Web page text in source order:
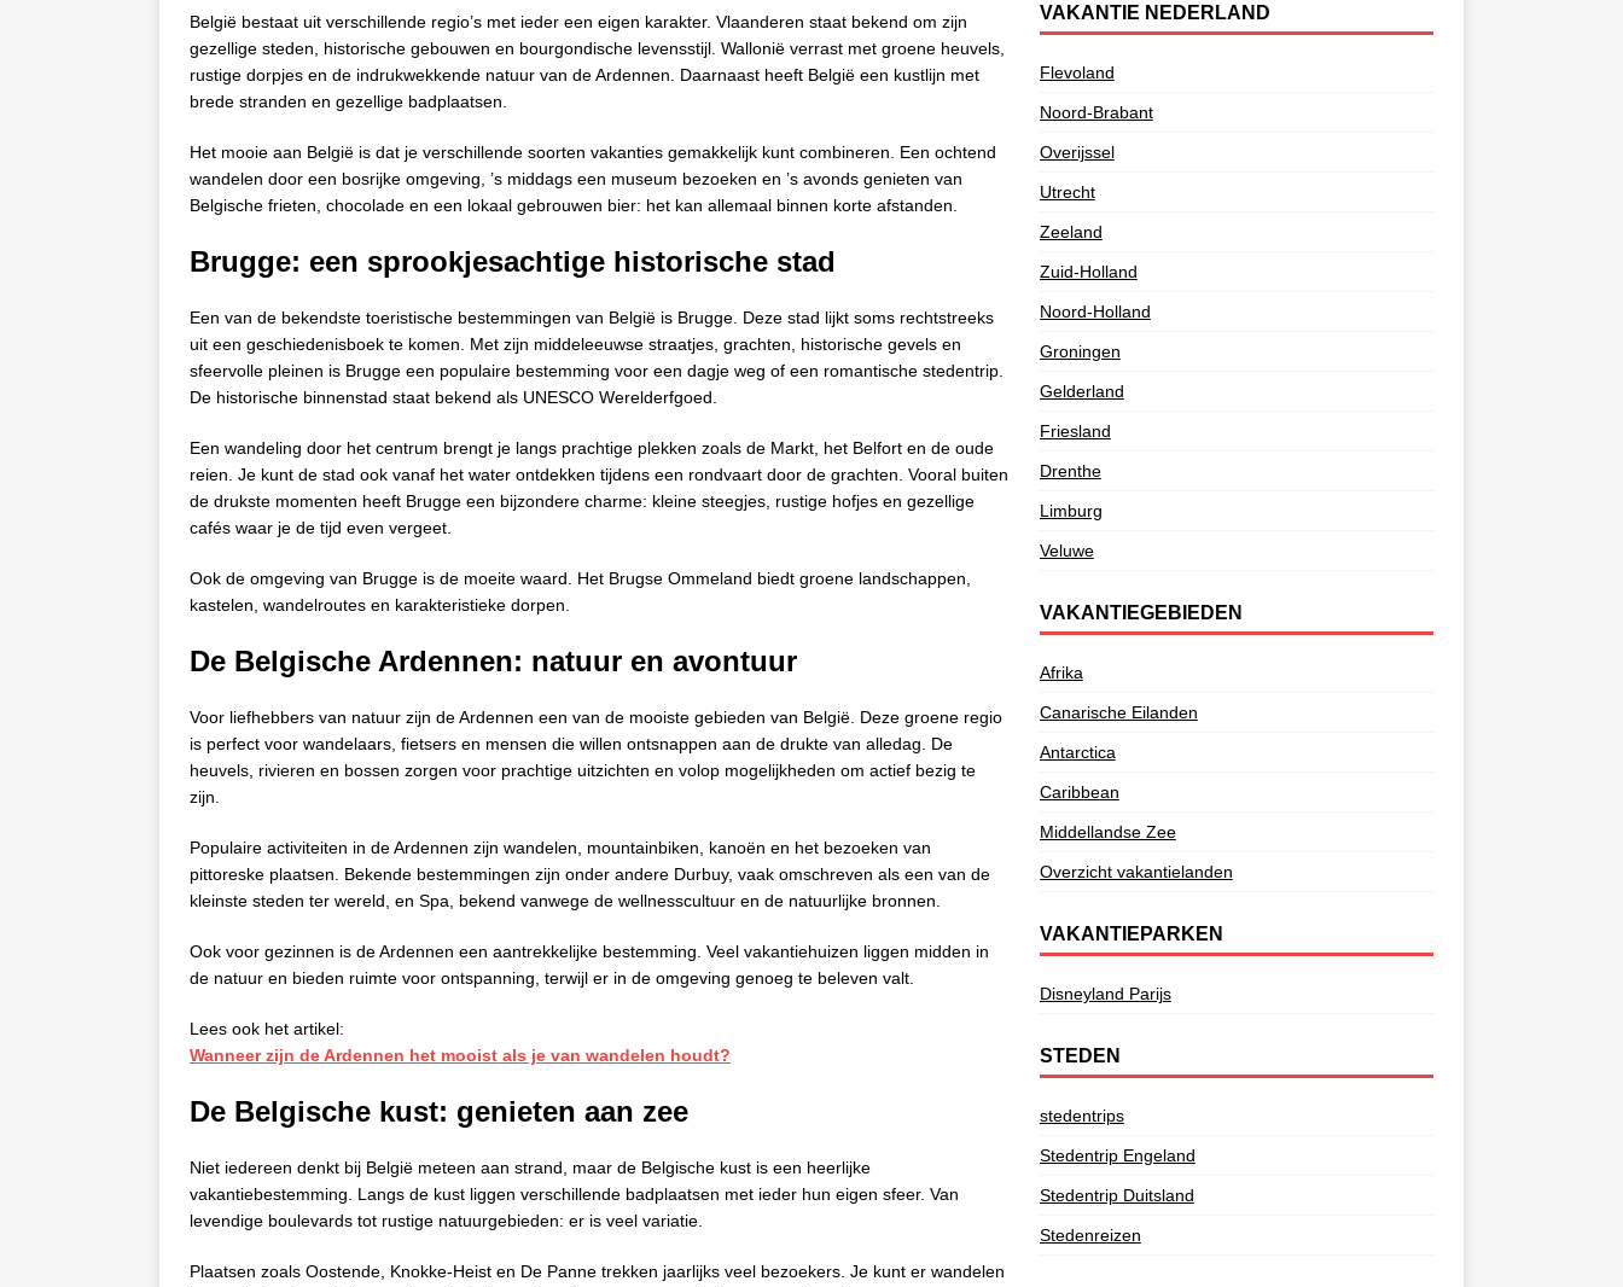
België bestaat uit verschillende regio’s met ieder een eigen karakter. Vlaanderen staat bekend om zijn
gezellige steden, historische gebouwen en bourgondische levensstijl. Wallonië verrast met groene heuvels,
rustige dorpjes en de indrukwekkende natuur van de Ardennen. Daarnaast heeft België een kustlijn met
brede stranden en gezellige badplaatsen.
Het mooie aan België is dat je verschillende soorten vakanties gemakkelijk kunt combineren. Een ochtend
wandelen door een bosrijke omgeving, ’s middags een museum bezoeken en ’s avonds genieten van
Belgische frieten, chocolade en een lokaal gebrouwen bier: het kan allemaal binnen korte afstanden.
Brugge: een sprookjesachtige historische stad
Een van de bekendste toeristische bestemmingen van België is Brugge. Deze stad lijkt soms rechtstreeks
uit een geschiedenisboek te komen. Met zijn middeleeuwse straatjes, grachten, historische gevels en
sfeervolle pleinen is Brugge een populaire bestemming voor een dagje weg of een romantische stedentrip.
De historische binnenstad staat bekend als UNESCO Werelderfgoed.
Een wandeling door het centrum brengt je langs prachtige plekken zoals de Markt, het Belfort en de oude
reien. Je kunt de stad ook vanaf het water ontdekken tijdens een rondvaart door de grachten. Vooral buiten
de drukste momenten heeft Brugge een bijzondere charme: kleine steegjes, rustige hofjes en gezellige
cafés waar je de tijd even vergeet.
Ook de omgeving van Brugge is de moeite waard. Het Brugse Ommeland biedt groene landschappen,
kastelen, wandelroutes en karakteristieke dorpen.
De Belgische Ardennen: natuur en avontuur
Voor liefhebbers van natuur zijn de Ardennen een van de mooiste gebieden van België. Deze groene regio
is perfect voor wandelaars, fietsers en mensen die willen ontsnappen aan de drukte van alledag. De
heuvels, rivieren en bossen zorgen voor prachtige uitzichten en volop mogelijkheden om actief bezig te
zijn.
Populaire activiteiten in de Ardennen zijn wandelen, mountainbiken, kanoën en het bezoeken van
pittoreske plaatsen. Bekende bestemmingen zijn onder andere Durbuy, vaak omschreven als een van de
kleinste steden ter wereld, en Spa, bekend vanwege de wellnesscultuur en de natuurlijke bronnen.
Ook voor gezinnen is de Ardennen een aantrekkelijke bestemming. Veel vakantiehuizen liggen midden in
de natuur en bieden ruimte voor ontspanning, terwijl er in de omgeving genoeg te beleven valt.
Lees ook het artikel:
Wanneer zijn de Ardennen het mooist als je van wandelen houdt?
De Belgische kust: genieten aan zee
Niet iedereen denkt bij België meteen aan strand, maar de Belgische kust is een heerlijke
vakantiebestemming. Langs de kust liggen verschillende badplaatsen met ieder hun eigen sfeer. Van
levendige boulevards tot rustige natuurgebieden: er is veel variatie.
Plaatsen zoals Oostende, Knokke-Heist en De Panne trekken jaarlijks veel bezoekers. Je kunt er wandelen
VAKANTIE NEDERLAND
Flevoland
Noord-Brabant
Overijssel
Utrecht
Zeeland
Zuid-Holland
Noord-Holland
Groningen
Gelderland
Friesland
Drenthe
Limburg
Veluwe
VAKANTIEGEBIEDEN
Afrika
Canarische Eilanden
Antarctica
Caribbean
Middellandse Zee
Overzicht vakantielanden
VAKANTIEPARKEN
Disneyland Parijs
STEDEN
stedentrips
Stedentrip Engeland
Stedentrip Duitsland
Stedenreizen